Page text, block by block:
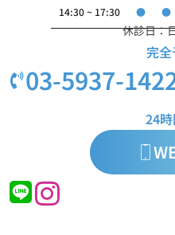
14:30 ~ 17:30 ● ●
休診日：
完
03-5937-
24